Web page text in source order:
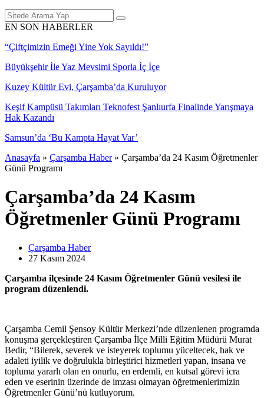
EN SON HABERLER
“Çiftçimizin Emeği Yine Yok Sayıldı!”
Büyükşehir İle Yaz Mevsimi Sporla İç İçe
Kuzey Kültür Evi, Çarşamba’da Kuruluyor
Keşif Kampüsü Takımları Teknofest Şanlıurfa Finalinde Yarışmaya
Hak Kazandı
Samsun’da ‘Bu Kampta Hayat Var’
Anasayfa » Çarşamba Haber » Çarşamba’da 24 Kasım Öğretmenler
Günü Programı
Çarşamba’da 24 Kasım
Öğretmenler Günü Programı
Çarşamba Haber
27 Kasım 2024
Çarşamba ilçesinde 24 Kasım Öğretmenler Günü vesilesi ile
program düzenlendi.
Çarşamba Cemil Şensoy Kültür Merkezi’nde düzenlenen programda
konuşma gerçekleştiren Çarşamba İlçe Milli Eğitim Müdürü Murat
Bedir, “Bilerek, severek ve isteyerek toplumu yüceltecek, hak ve
adaleti iyilik ve doğrulukla birleştirici hizmetleri yapan, insana ve
topluma yararlı olan en onurlu, en erdemli, en kutsal görevi icra
eden ve eserinin üzerinde de imzası olmayan öğretmenlerimizin
Öğretmenler Günü’nü kutluyorum.